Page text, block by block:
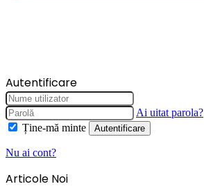
Autentificare
Ai uitat parola?
Ține-mă minte
Autentificare
Nu ai cont?
Articole Noi